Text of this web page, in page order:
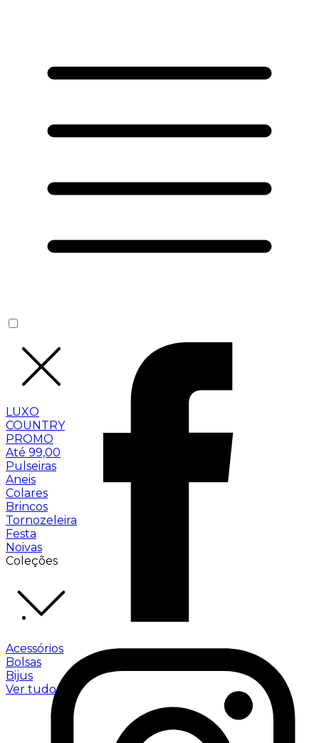
LUXO
COUNTRY
PROMO
Até 99,00
Pulseiras
Aneis
Colares
Brincos
Tornozeleira
Festa
Noivas
Coleções
Acessórios
Bolsas
Bijus
Ver tudo